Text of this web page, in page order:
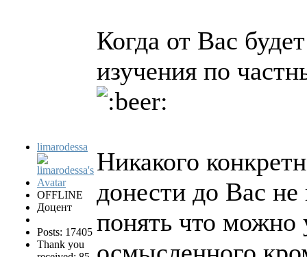
limarodessa
OFFLINE
Доцент
Posts: 17405
Thank you
Когда от Вас
изучения по
Никакого
донести до Вас
понять что можно